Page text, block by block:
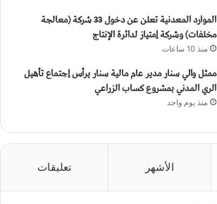
الموارد المعدنية تعلن عن دخول 33 شركة (معالجة
مخلفات) وشركة إمتياز لدائرة الإنتاج
منذ 10 ساعات
ممثل والي سنار مدير عام مالية سنار يرأس إجتماع تأهيل
الري المدني بمشروع كساب الزراعي
منذ يوم واحد
الأشهر تعليقات